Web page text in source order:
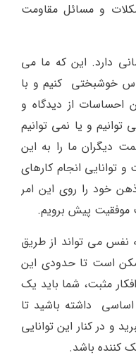
و مسائل مقاومت
دارد. این که ما می
خوشبختی کنیم و با
احساسات از دیدگاه و
و یا نمی توانیم
دیگران ما را به این
انجام کارهای
خود را روی این امر
موفقیت پیش برویم.
نفس می تواند از طریق
است تا حدودی این
مثبت، شما باید یک
داشته باشید تا
و در کنار این توانایی
کننده باشد.